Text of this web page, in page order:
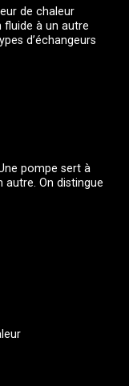
de chaleur
fluide à un autre
d’échangeurs
pompe sert à
autre. On distingue